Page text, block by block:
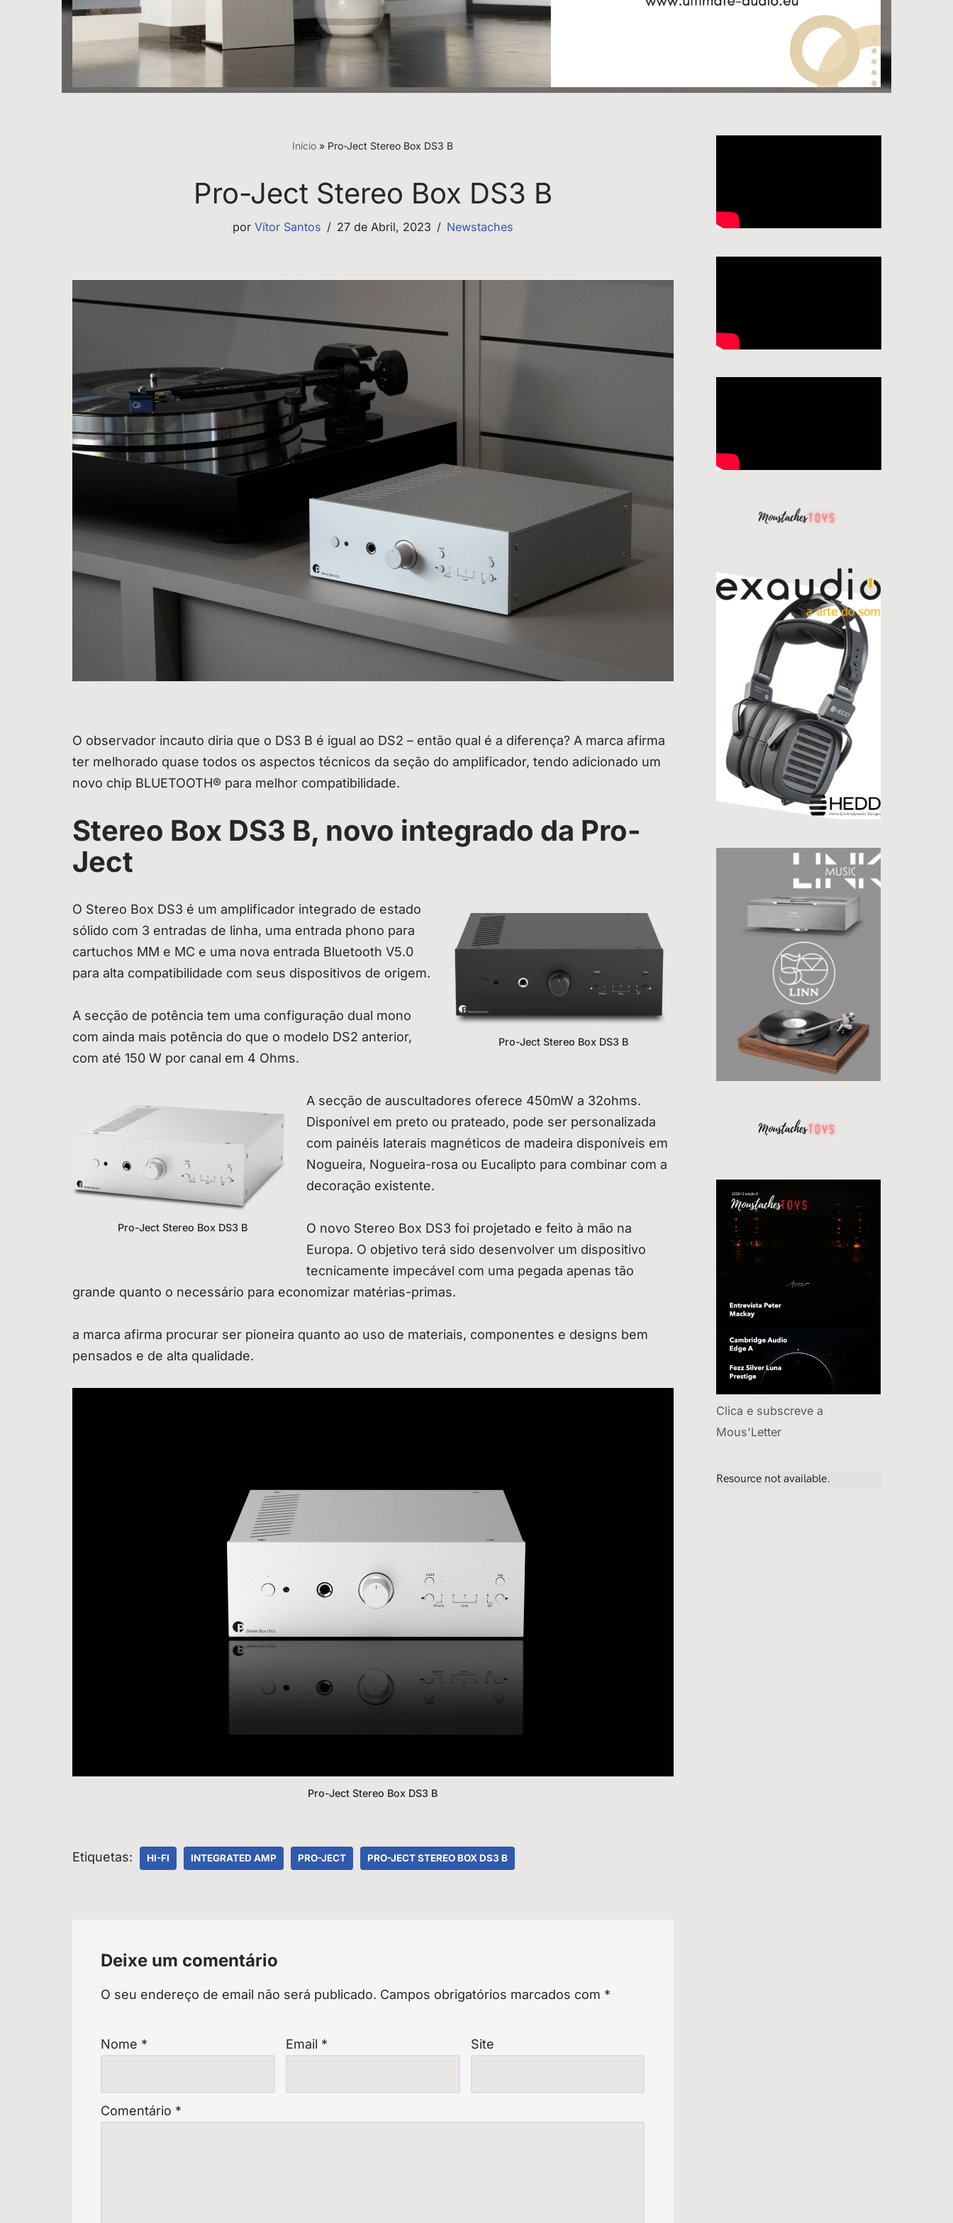
Início » Pro-Ject Stereo Box DS3 B
Pro-Ject Stereo Box DS3 B
por Vítor Santos 27 de Abril, 2023 Newstaches
O observador incauto diria que o DS3 B é igual ao DS2 – então qual é a diferença? A marca afirma
ter melhorado quase todos os aspectos técnicos da seção do amplificador, tendo adicionado um
novo chip BLUETOOTH® para melhor compatibilidade.
Stereo Box DS3 B, novo integrado da Pro-
Ject
Pro-Ject Stereo Box DS3 B
O Stereo Box DS3 é um amplificador integrado de estado
sólido com 3 entradas de linha, uma entrada phono para
cartuchos MM e MC e uma nova entrada Bluetooth V5.0
para alta compatibilidade com seus dispositivos de origem.
A secção de potência tem uma configuração dual mono
com ainda mais potência do que o modelo DS2 anterior,
com até 150 W por canal em 4 Ohms.
Pro-Ject Stereo Box DS3 B
A secção de auscultadores oferece 450mW a 32ohms.
Disponível em preto ou prateado, pode ser personalizada
com painéis laterais magnéticos de madeira disponíveis em
Nogueira, Nogueira-rosa ou Eucalipto para combinar com a
decoração existente.
O novo Stereo Box DS3 foi projetado e feito à mão na
Europa. O objetivo terá sido desenvolver um dispositivo
tecnicamente impecável com uma pegada apenas tão
grande quanto o necessário para economizar matérias-primas.
a marca afirma procurar ser pioneira quanto ao uso de materiais, componentes e designs bem
pensados e de alta qualidade.
Pro-Ject Stereo Box DS3 B
Etiquetas: HI-FI INTEGRATED AMP PRO-JECT PRO-JECT STEREO BOX DS3 B
Deixe um comentário
O seu endereço de email não será publicado. Campos obrigatórios marcados com *
Nome * Email * Site
Comentário *
Clica e subscreve a
Mous'Letter